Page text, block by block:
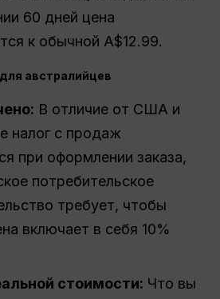
60 дней цена
к обычной A$12.99.
австралийцев
В отличие от США и
налог с продаж
при оформлении заказа,
потребительское
требует, чтобы
включает в себя 10%
стоимости: Что вы